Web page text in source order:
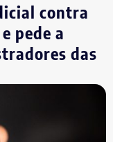
R$
34.433,88
contra
pede a
das